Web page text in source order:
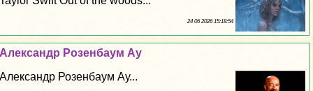
24 06 2026 15:18:54
Александр Розенбаум Ау
Александр Розенбаум Ау...